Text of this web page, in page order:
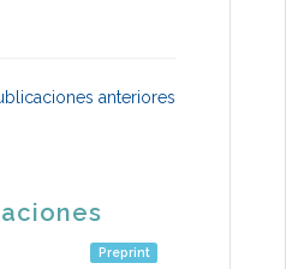
anteriores
Preprint